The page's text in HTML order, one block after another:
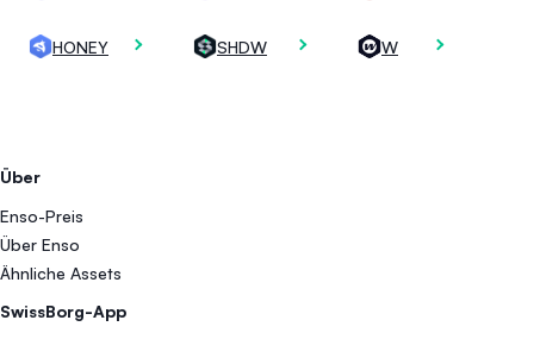
Über
Enso-Preis
Über Enso
Ähnliche Assets
SwissBorg-App
HONEY SHDW W